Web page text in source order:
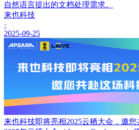
自然语言提出的文档处理需求。
来也科技
·
2025-09-25
来也科技即将亮相2025云栖大会，邀